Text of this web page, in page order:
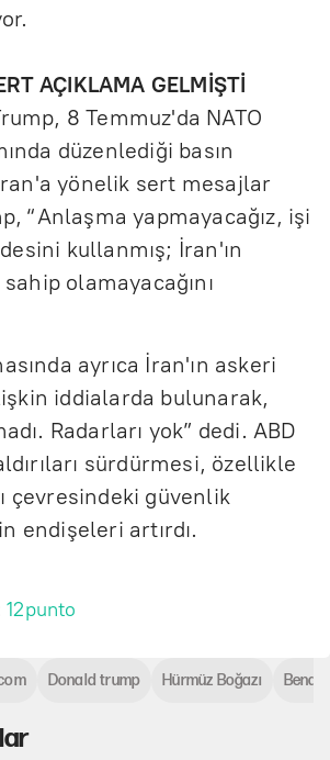
AÇIKLAMA GELMİŞTİ
8 Temmuz'da NATO
düzenlediği basın
yönelik sert mesajlar
“Anlaşma yapmayacağız, işi
kullanmış; İran'ın
olamayacağını
ayrıca İran'ın askeri
iddialarda bulunarak,
Radarları yok” dedi. ABD
sürdürmesi, özellikle
çevresindeki güvenlik
endişeleri artırdı.
12punto
Donald trump Hürmüz Boğazı